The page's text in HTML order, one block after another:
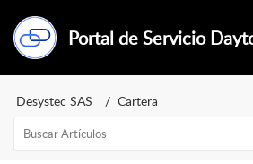
Portal de Servicio
Desystec SAS Cartera